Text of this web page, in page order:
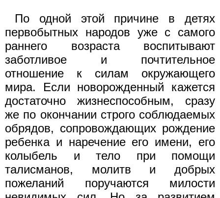
По одной этой причине в детях
первобытных народов уже с самого
раннего возраста воспитывают
заботливое и почтительное
отношение к силам окружающего
мира. Если новорожденный кажется
достаточно жизнеспособным, сразу
же по окончании строго соблюдаемых
обрядов, сопровождающих рождение
ребенка и наречение его имени, его
колыбель и тело при помощи
талисманов, молитв и добрых
пожеланий поручаются милости